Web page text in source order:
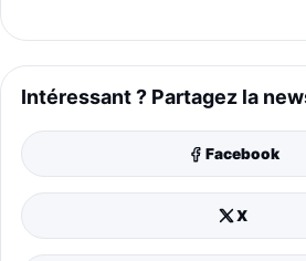
Intéressant ? Partagez la
Facebook
X